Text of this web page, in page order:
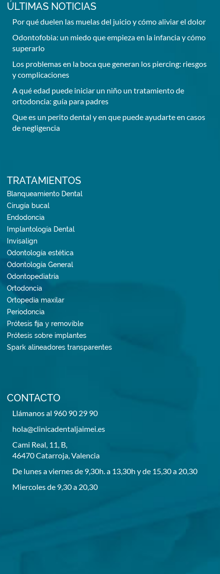
ÚLTIMAS NOTICIAS
Por qué duelen las muelas del juicio y cómo aliviar el dolor
Odontofobia: un miedo que empieza en la infancia y cómo
superarlo
Los problemas en la boca que generan los piercing: riesgos
y complicaciones
A qué edad puede iniciar un niño un tratamiento de
ortodoncia: guía para padres
Que es un perito dental y en que puede ayudarte en casos
de negligencia
TRATAMIENTOS
Blanqueamiento Dental
Cirugía bucal
Endodoncia
Implantología Dental
Invisalign
Odontología estética
Odontología General
Odontopediatría
Ortodoncia
Ortopedia maxilar
Periodoncia
Prótesis fija y removible
Prótesis sobre implantes
Spark alineadores transparentes
CONTACTO
Llámanos al 960 90 29 90
hola@clinicadentaljaimei.es
Cami Real, 11, B,
46470 Catarroja, Valencia
De lunes a viernes de 9,30h. a 13,30h y de 15,30 a 20,30
Miercoles de 9,30 a 20,30